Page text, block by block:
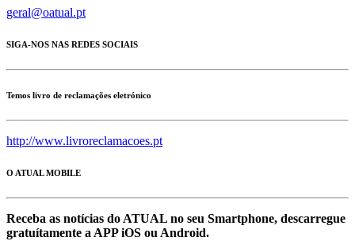
geral@oatual.pt
SIGA-NOS NAS REDES SOCIAIS
Temos livro de reclamações eletrónico
http://www.livroreclamacoes.pt
O ATUAL MOBILE
Receba as notícias do ATUAL no seu Smartphone, descarregue
gratuítamente a APP iOS ou Android.